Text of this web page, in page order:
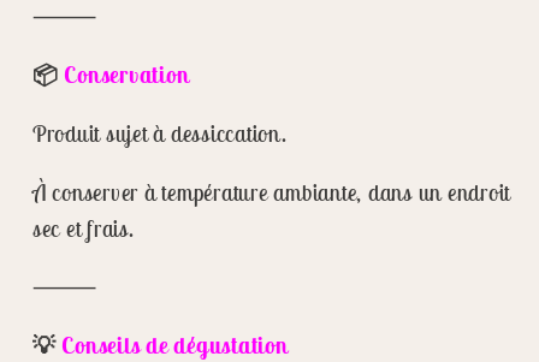
⸻
📦 Conservation
Produit sujet à dessiccation.
À conserver à température ambiante, dans un endroit
sec et frais.
⸻
💡 Conseils de dégustation